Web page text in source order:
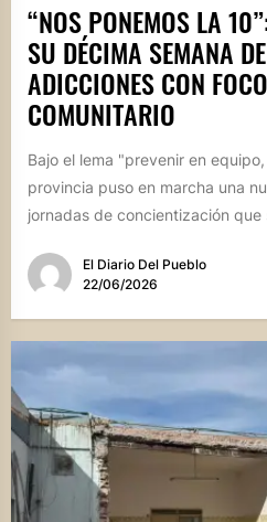
“NOS PONEMOS LA
SU DÉCIMA SEMANA
ADICCIONES CON
COMUNITARIO
Bajo el lema "prevenir en
provincia puso en marcha una
jornadas de concientización que
El Diario Del Pueblo
22/06/2026